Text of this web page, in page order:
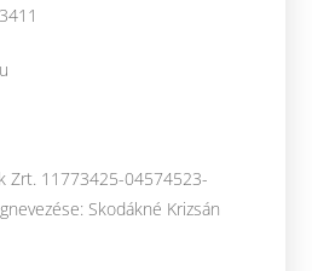
Zrt. 11773425-04574523-
Skodákné Krizsán